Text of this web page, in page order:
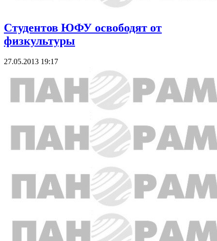
Студентов ЮФУ освободят от
физкультуры
27.05.2013 19:17